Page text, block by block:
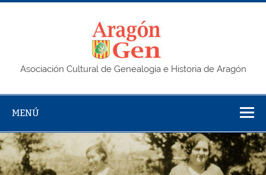
Saltar
Asociación Cultural de Genealogía e Historia de Aragón
MENÚ